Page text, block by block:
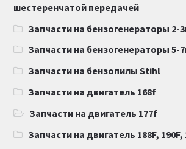
шестеренчатой передачей
Запчасти на бензогенераторы 2-
Запчасти на бензогенераторы 5-
Запчасти на бензопилы Stihl
Запчасти на двигатель 168f
Запчасти на двигатель 177f
Запчасти на двигатель 188F, 190F,